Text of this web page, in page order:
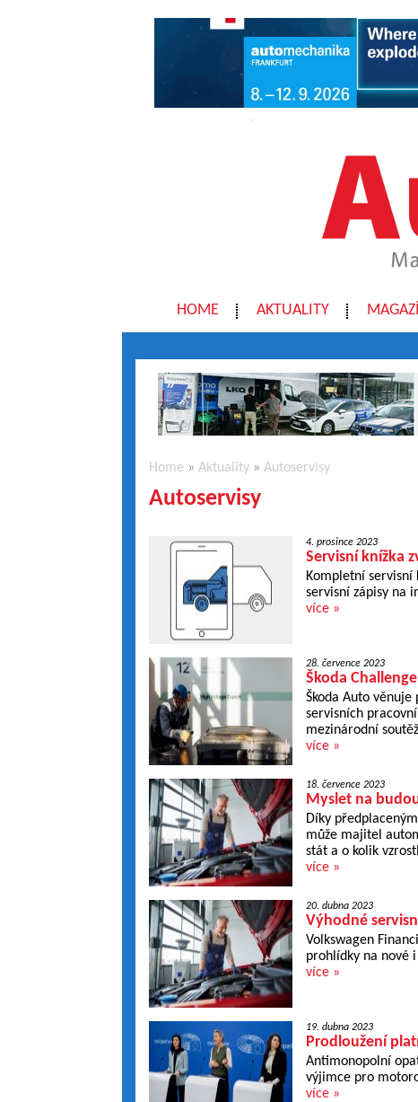
HOME AKTUALITY
Home » Aktuality» Autoservisy
Autoservisy
4. prosince 2023
Servisní knížka
Kompletní servisní
servisní zápisy na
více »
28. července 2023
Škoda
Škoda Auto
servisních
mezinárodní
více »
18. července 2023
Myslet na
Díky
může majitel
stát a o kolik
více »
20. dubna 2023
Výhodné
Volkswagen
prohlídky na nové
více »
19. dubna 2023
Prodloužení
Antimonopolní
výjimce pro
více »